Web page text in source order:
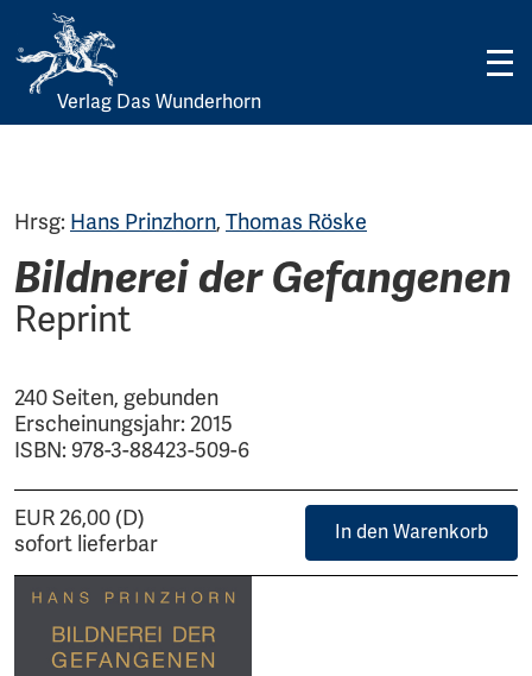
Skip
Verlag Das Wunderhorn
Hrsg: Hans Prinzhorn, Thomas Röske
Bildnerei der Gefangenen
Reprint
240 Seiten, gebunden
Erscheinungsjahr: 2015
ISBN: 978-3-88423-509-6
EUR 26,00 (D)
sofort lieferbar
In den Warenkorb